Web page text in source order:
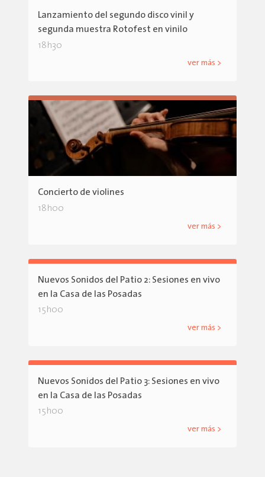
Lanzamiento del segundo disco vinil y
segunda muestra Rotofest en vinilo
18h30
ver más >
Concierto de violines
18h00
ver más >
Nuevos Sonidos del Patio 2: Sesiones en vivo
en la Casa de las Posadas
15h00
ver más >
Nuevos Sonidos del Patio 3: Sesiones en vivo
en la Casa de las Posadas
15h00
ver más >